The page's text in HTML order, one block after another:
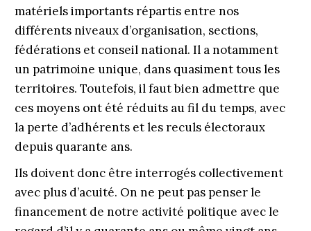
matériels importants répartis entre nos
différents niveaux d’organisation, sections,
fédérations et conseil national. Il a notamment
un patrimoine unique, dans quasiment tous les
territoires. Toutefois, il faut bien admettre que
ces moyens ont été réduits au fil du temps, avec
la perte d’adhérents et les reculs électoraux
depuis quarante ans.
Ils doivent donc être interrogés collectivement
avec plus d’acuité. On ne peut pas penser le
financement de notre activité politique avec le